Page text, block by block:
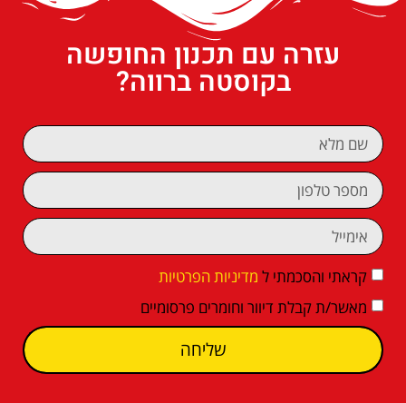
עזרה עם תכנון החופשה
בקוסטה ברווה?
קראתי והסכמתי ל מדיניות הפרטיות
מאשר/ת קבלת דיוור וחומרים פרסומיים
שליחה